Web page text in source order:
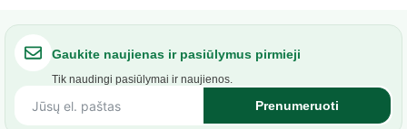
Gaukite naujienas ir pasiūlymus pirmieji
Tik naudingi pasiūlymai ir naujienos.
Prenumeruoti